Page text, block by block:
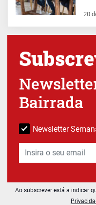
20
Bairrada
Newsletter
Ao subscrever está a indicar